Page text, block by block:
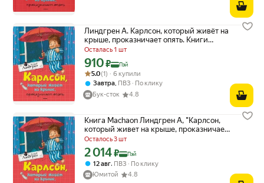
Линдгрен А. Карлсон, который живёт на
крыше, проказничает опять. Книги
Астрид Линдгрен
Осталась 1 шт
Цена с картой Яндекс Пэй 910 ₽ вместо
910₽ Пэй
Рейтинг товара: 5.0 из 5
Оценок: (1) · 6 купили
5.0(1) · 6 купили
Завтра ПВЗ
По клику
Бук-сток
4.8
Книга Machaon Линдгрен А, "Карлсон,
который живет на крыше, проказничает
опять"
Осталось 3 шт
Цена с картой Яндекс Пэй 2014 ₽ вместо
2 014₽ Пэй
12 авг, ПВЗ
По клику
Юмитой
4.8